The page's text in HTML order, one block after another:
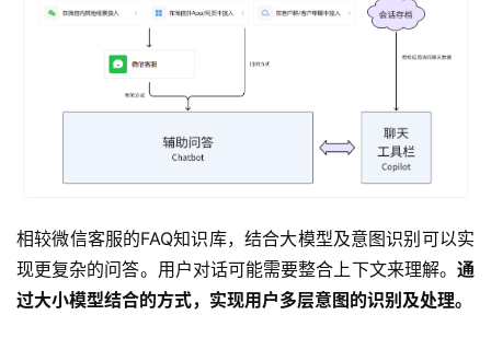
相较微信客服的FAQ知识库，结合大模型及意图识别可以实
现更复杂的问答。用户对话可能需要整合上下文来理解。 通
过大小模型结合的方式，实现用户多层意图的识别及处理。